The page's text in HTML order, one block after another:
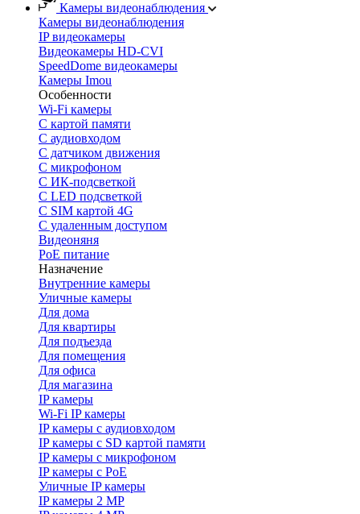
Камеры видеонаблюдения
Камеры видеонаблюдения
IP видеокамеры
Видеокамеры HD-CVI
SpeedDome видеокамеры
Камеры Imou
Особенности
Wi-Fi камеры
С картой памяти
С аудиовходом
С датчиком движения
С микрофоном
С ИК-подсветкой
С LED подсветкой
C SIM картой 4G
C удаленным доступом
Видеоняня
PoE питание
Назначение
Внутренние камеры
Уличные камеры
Для дома
Для квартиры
Для подъезда
Для помещения
Для офиса
Для магазина
IP камеры
Wi-Fi IP камеры
IP камеры с аудиовходом
IP камеры с SD картой памяти
IP камеры с микрофоном
IP камеры с PoE
Уличные IP камеры
IP камеры 2 MP